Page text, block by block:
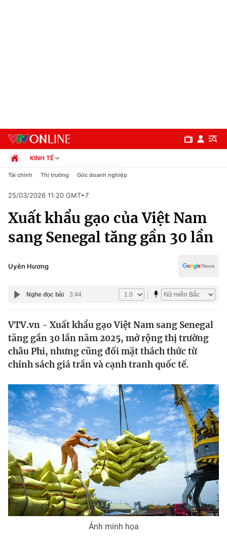
Chuyên mục
Pháp luật
Thế giới
Tin tức
Thế giới đó đây
Câu chuyện quốc tế
Tài chính
Thị trường
Góc doanh nghiệp
Dữ liệu và đời sống
Truyền hình
Phim VTV
Hậu trường
Nhân vật
Khán giả
Giải trí
Điện ảnh
Âm nhạc
Đời sống
Du lịch
KINH TẾ
Chính trị
Pháp luật
Kinh tế
Thể thao
Truyền hình
Y tế
Công nghệ
Tài chính Thị trường Góc doanh nghiệp
25/03/2026 11:20 GMT+7
Xuất khẩu gạo của Việt Nam
sang Senegal tăng gần 30 lần
Uyên Hương
Nghe đọc bài 3:44
VTV.vn - Xuất khẩu gạo Việt Nam sang Senegal
tăng gần 30 lần năm 2025, mở rộng thị trường
châu Phi, nhưng cũng đối mặt thách thức từ
chính sách giá trần và cạnh tranh quốc tế.
Ảnh minh họa